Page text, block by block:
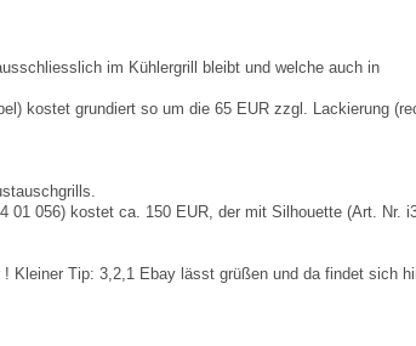
im Kühlergrill bleibt und welche auch in
kostet grundiert so um die 65 EUR zzgl. Lackierung
01 056) kostet ca. 150 EUR, der mit Silhouette (Art. Nr.
Kleiner Tip: 3,2,1 Ebay lässt grüßen und da findet sich